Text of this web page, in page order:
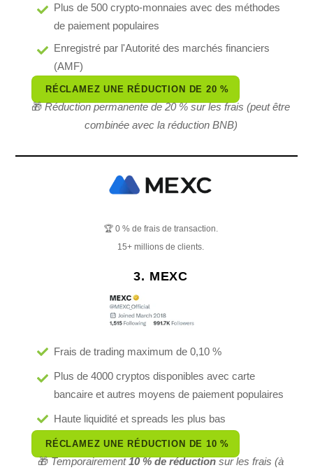
Plus de 500 crypto-monnaies avec des méthodes
de paiement populaires
Enregistré par l'Autorité des marchés financiers
(AMF)
RÉCLAMEZ UNE RÉDUCTION DE 20 %
🎁Réduction permanente de 20 % sur les frais (peut être
combinée avec la réduction BNB)
🏆 0 % de frais de transaction.
15+ millions de clients.
3. MEXC
Frais de trading maximum de 0,10 %
Plus de 4000 cryptos disponibles avec carte
bancaire et autres moyens de paiement populaires
Haute liquidité et spreads les plus bas
RÉCLAMEZ UNE RÉDUCTION DE 10 %
🎁Temporairement10 % de réductionsur les frais (à